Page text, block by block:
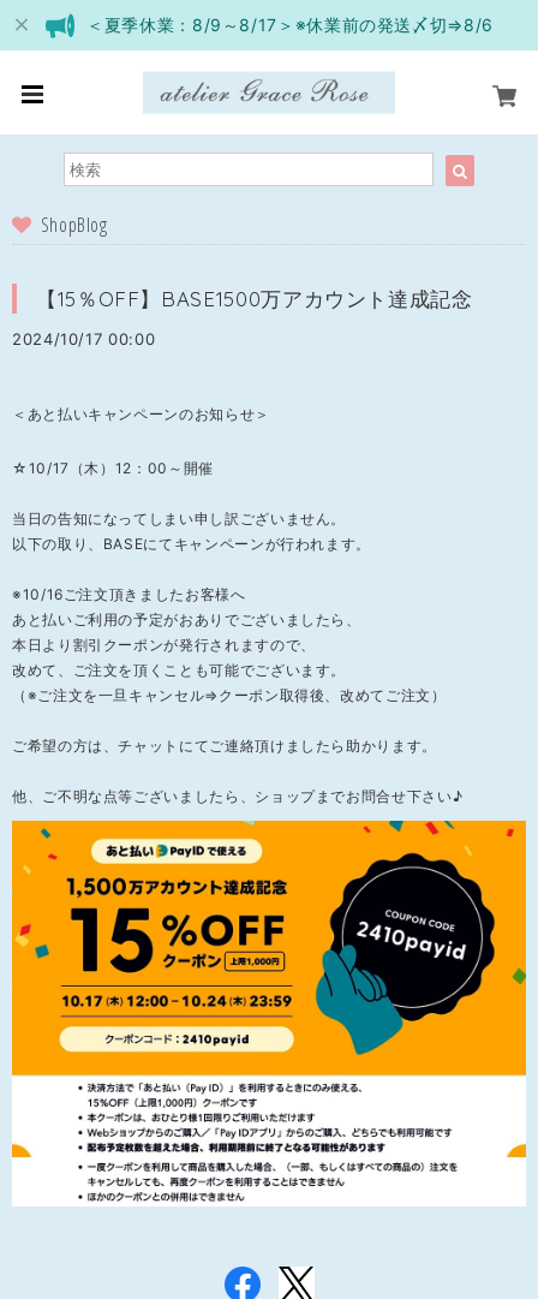
＜夏季休業：8/9～8/17＞※休業前の発送〆切⇒8/6
ShopBlog
【15％OFF】BASE1500万アカウント達成記念
2024/10/17 00:00
＜あと払いキャンペーンのお知らせ＞
☆10/17（木）12：00～開催
当日の告知になってしまい申し訳ございません。
以下の取り、BASEにてキャンペーンが行われます。
※10/16ご注文頂きましたお客様へ
あと払いご利用の予定がおありでございましたら、
本日より割引クーポンが発行されますので、
改めて、ご注文を頂くことも可能でございます。
（※ご注文を一旦キャンセル⇒クーポン取得後、改めてご注文）
ご希望の方は、チャットにてご連絡頂けましたら助かります。
他、ご不明な点等ございましたら、ショップまでお問合せ下さい♪